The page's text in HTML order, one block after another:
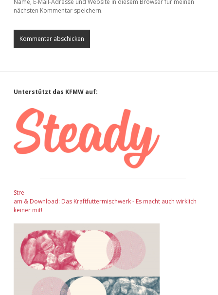
nächsten Kommentar speichern.
Sidebar
Unterstützt das KFMW auf:
Stre
am & Download: Das Kraftfuttermischwerk - Es macht auch wirklich
keiner mit!